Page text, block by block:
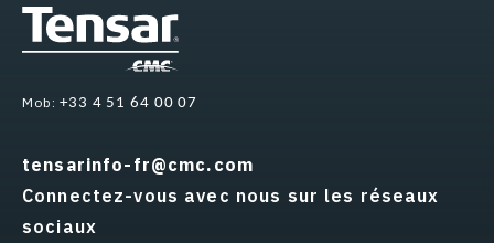
Mob: +33 4 51 64 00 07
tensarinfo-fr@cmc.com
Connectez-vous avec nous sur les réseaux
sociaux